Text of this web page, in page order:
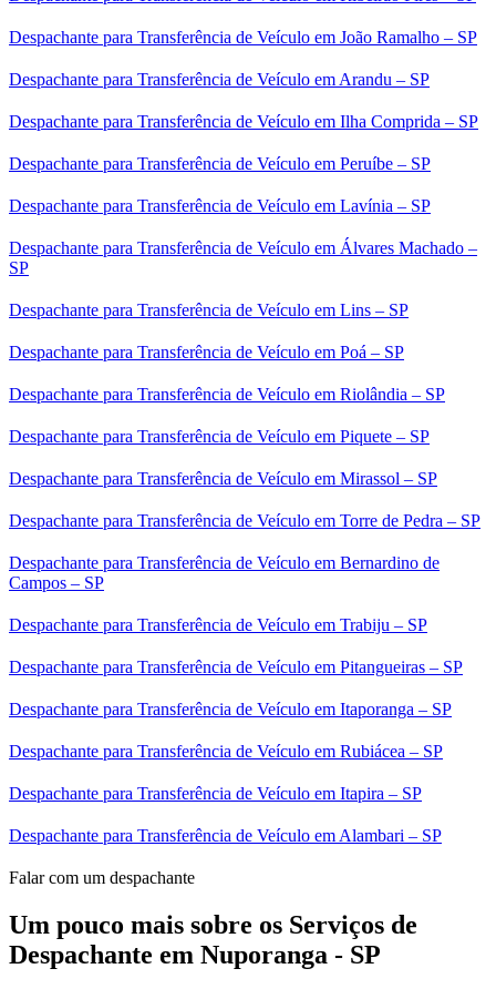
Despachante para Transferência de Veículo em João Ramalho – SP
Despachante para Transferência de Veículo em Arandu – SP
Despachante para Transferência de Veículo em Ilha Comprida – SP
Despachante para Transferência de Veículo em Peruíbe – SP
Despachante para Transferência de Veículo em Lavínia – SP
Despachante para Transferência de Veículo em Álvares Machado –
SP
Despachante para Transferência de Veículo em Lins – SP
Despachante para Transferência de Veículo em Poá – SP
Despachante para Transferência de Veículo em Riolândia – SP
Despachante para Transferência de Veículo em Piquete – SP
Despachante para Transferência de Veículo em Mirassol – SP
Despachante para Transferência de Veículo em Torre de Pedra – SP
Despachante para Transferência de Veículo em Bernardino de
Campos – SP
Despachante para Transferência de Veículo em Trabiju – SP
Despachante para Transferência de Veículo em Pitangueiras – SP
Despachante para Transferência de Veículo em Itaporanga – SP
Despachante para Transferência de Veículo em Rubiácea – SP
Despachante para Transferência de Veículo em Itapira – SP
Despachante para Transferência de Veículo em Alambari – SP
Falar com um despachante
Um pouco mais sobre os Serviços de
Despachante em Nuporanga - SP